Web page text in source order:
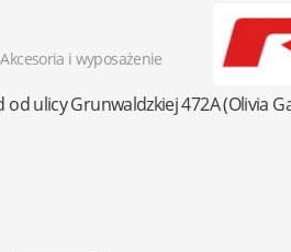
Akcesoria i wyposażenie
od ulicy Grunwaldzkiej 472A (Olivia